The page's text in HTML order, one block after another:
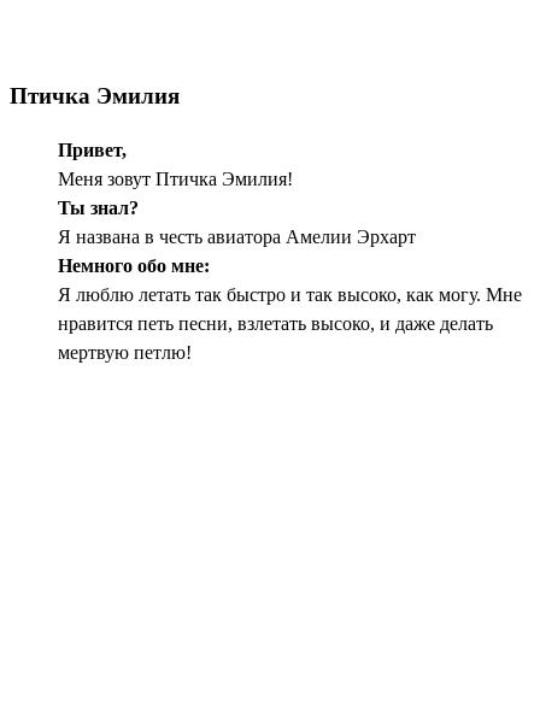
Птичка Эмилия
Привет,
Меня зовут Птичка Эмилия!
Ты знал?
Я названа в честь авиатора Амелии Эрхарт
Немного обо мне:
Я люблю летать так быстро и так высоко, как могу. Мне
нравится петь песни, взлетать высоко, и даже делать
мертвую петлю!